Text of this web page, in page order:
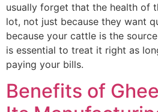
usually forget that the health of
lot, not just because they want
because your cattle is the
is essential to treat it right as
paying your bills.
Benefits of